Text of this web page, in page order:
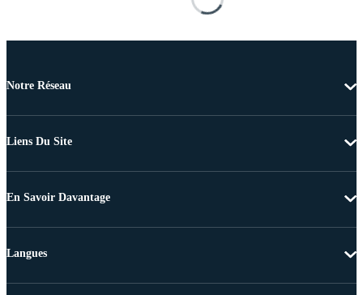
Notre Réseau
Liens Du Site
En Savoir Davantage
Langues